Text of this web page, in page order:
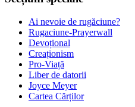
Ai nevoie de rugăciune?
Rugaciune-Prayerwall
Devoțional
Creaționism
Pro-Viață
Liber de datorii
Joyce Meyer
Cartea Cărților